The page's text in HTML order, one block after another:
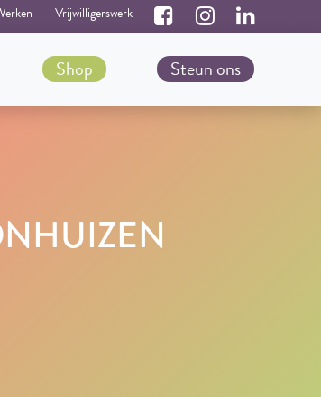
Vrijwilligerswerk
Shop Steun ons